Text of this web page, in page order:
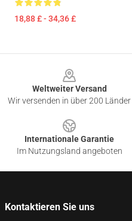
18,88 £ - 34,36 £
Weltweiter Versand
Wir versenden in über 200 Länder
Internationale Garantie
Im Nutzungsland angeboten
Kontaktieren Sie uns